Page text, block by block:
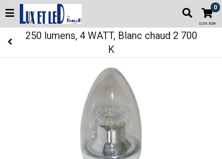
0
0,00 EUR
250 lumens, 4 WATT, Blanc chaud 2 700
K